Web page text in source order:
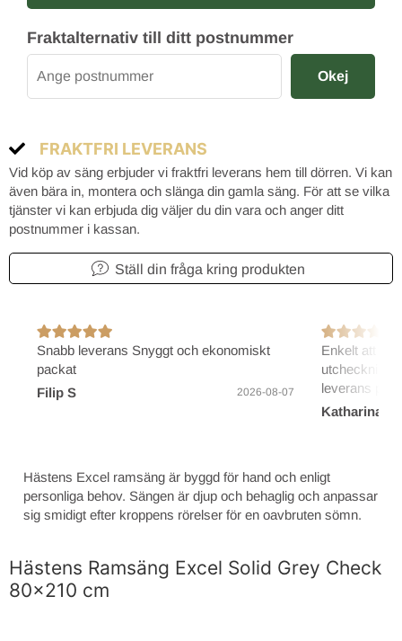
Snabb leverans Snyggt och ekonomiskt
packat
Filip S
2026-08-07
Enkelt att
utcheckning/
leverans på
Katharina B
Hästens Excel ramsäng är byggd för hand och enligt
personliga behov. Sängen är djup och behaglig och anpassar
sig smidigt efter kroppens rörelser för en oavbruten sömn.
Hästens Ramsäng Excel Solid Grey Check
80x210 cm
Fraktalternativ till ditt postnummer
Okej
FRAKTFRI LEVERANS
Vid köp av säng erbjuder vi fraktfri leverans hem till dörren. Vi kan
även bära in, montera och slänga din gamla säng. För att se vilka
tjänster vi kan erbjuda dig väljer du din vara och anger ditt
postnummer i kassan.
Ställ din fråga kring produkten